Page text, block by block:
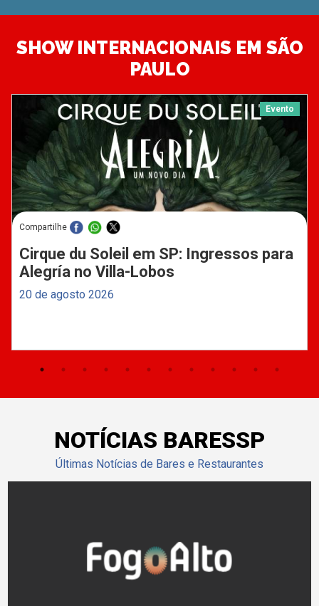
SHOW INTERNACIONAIS EM SÃO
PAULO
Evento
Compartilhe
Cirque du Soleil em SP: Ingressos para
Alegría no Villa-Lobos
20 de agosto 2026
NOTÍCIAS BARESSP
Últimas Notícias de Bares e Restaurantes